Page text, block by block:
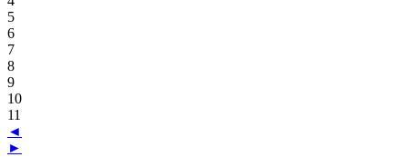
5
6
7
8
9
10
11
◄
►